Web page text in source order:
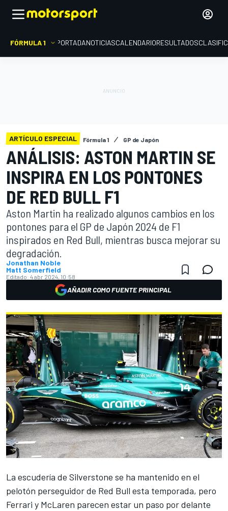
FÓRMULA 1 PORTADANOTICIASCALENDARIORESULTADOS
ARTÍCULO ESPECIAL Fórmula 1 GP de Japón
ANÁLISIS: ASTON MARTIN SE
INSPIRA EN LOS PONTONES
DE RED BULL F1
Aston Martin ha realizado algunos cambios en los
pontones para el GP de Japón 2024 de F1
inspirados en Red Bull, mientras busca mejorar su
degradación.
Jonathan Noble
Matt Somerfield
Editado: 4 abr 2024, 10:58
AÑADIR COMO FUENTE PRINCIPAL
La escudería de Silverstone se ha mantenido en el
pelotón perseguidor de Red Bull esta temporada, pero
Ferrari y McLaren parecen estar un paso por delante